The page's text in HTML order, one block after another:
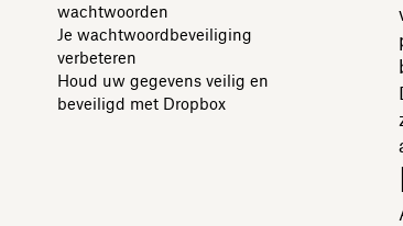
wachtwoorden
Je wachtwoordbeveiliging
verbeteren
Houd uw gegevens veilig en
beveiligd met Dropbox